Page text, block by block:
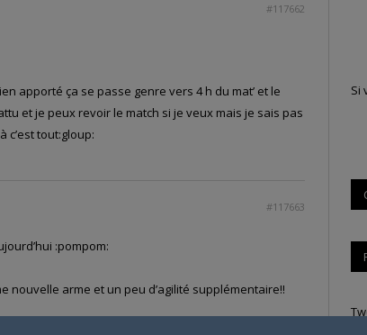
#117662
apporté ça se passe genre vers 4 h du mat’ et le
et je peux revoir le match si je veux mais je sais pas
c’est tout:gloup:
#117663
:pompom:
nouvelle arme et un peu d’agilité supplémentaire!!
Si